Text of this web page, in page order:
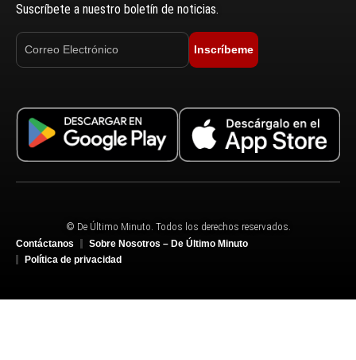
Suscríbete a nuestro boletín de noticias.
Inscríbeme
© De Último Minuto. Todos los derechos reservados.
Contáctanos
Sobre Nosotros – De Último Minuto
Política de privacidad